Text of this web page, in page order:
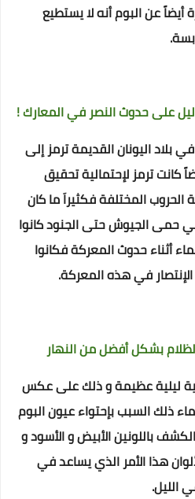
أيضاً عن البوم أنه لا يستطيع
على حدوث النصر في المعارك !
بلاد اليونان القديمة ترمز إلى
كانت ترمز لإحتمالية تحقيق
الحروب المختلفةفكثيراَ ما كان
حمى الجيوش حتى الجنود كانوا
أثناء حدوث المعركة فكانوا
في هذه المعركة.
بشكل أفضل من النهار
ليلية عظيمة و ذلك على عكس
ذلك السبب بإحتواء عيون البوم
باللونين الأبيض و الأسود و
هذا الأمر الذي يساعد في
الليل.